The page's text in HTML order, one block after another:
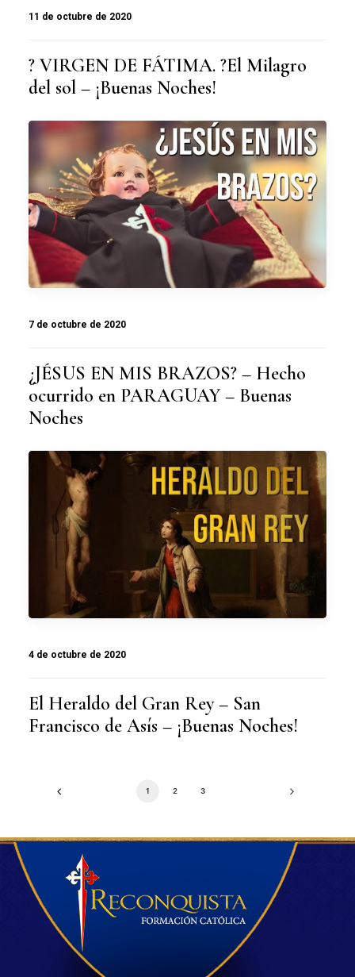
11 de octubre de 2020
? VIRGEN DE FÁTIMA. ?El Milagro
del sol – ¡Buenas Noches!
7 de octubre de 2020
¿JÉSUS EN MIS BRAZOS? – Hecho
ocurrido en PARAGUAY – Buenas
Noches
4 de octubre de 2020
El Heraldo del Gran Rey – San
Francisco de Asís – ¡Buenas Noches!
1 2 3